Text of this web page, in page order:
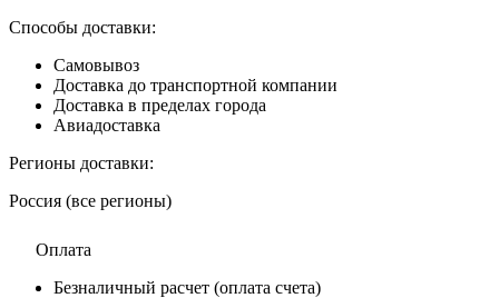
Способы доставки:
Самовывоз
Доставка до транспортной компании
Доставка в пределах города
Авиадоставка
Регионы доставки:
Россия (все регионы)
Оплата
Безналичный расчет (оплата счета)